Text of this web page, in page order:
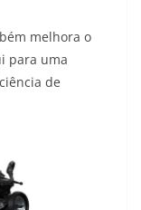
melhora o
para uma
de